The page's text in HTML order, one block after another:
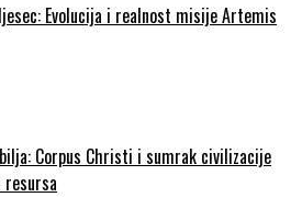
Evolucija i realnost misije Artemis
Corpus Christi i sumrak civilizacije
resursa